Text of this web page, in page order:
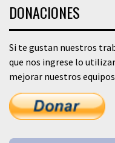
DONACIONES
Si te gustan nuestros
que nos ingrese lo
mejorar nuestros